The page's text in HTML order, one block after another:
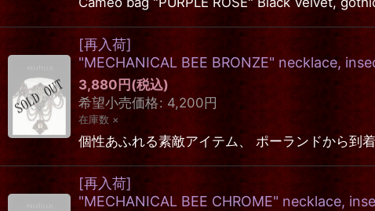
[再入荷]
"MECHANICAL BEE BRONZE" necklace,
3,880 円 (税込)
希望小売価格: 4,200 円
在庫数 ×
個性あふれる素敵アイテム、 ポーランドから到
[再入荷]
"MECHANICAL BEE CHROME" necklace,